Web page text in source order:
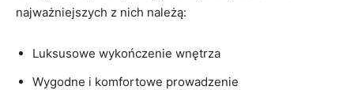
najważniejszych ⁤z nich należą:
Luksusowe wykończenie wnętrza
Wygodne i ⁣komfortowe prowadzenie